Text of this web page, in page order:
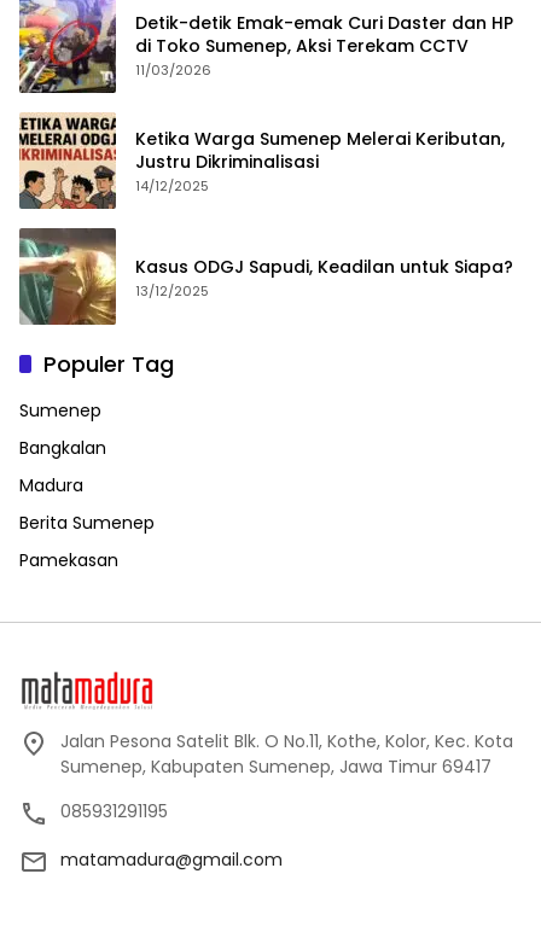
Detik-detik Emak-emak Curi Daster dan HP
di Toko Sumenep, Aksi Terekam CCTV
11/03/2026
Ketika Warga Sumenep Melerai Keributan,
Justru Dikriminalisasi
14/12/2025
Kasus ODGJ Sapudi, Keadilan untuk Siapa?
13/12/2025
Populer Tag
Sumenep
Bangkalan
Madura
Berita Sumenep
Pamekasan
Jalan Pesona Satelit Blk. O No.11, Kothe, Kolor, Kec. Kota
Sumenep, Kabupaten Sumenep, Jawa Timur 69417
085931291195
matamadura@gmail.com